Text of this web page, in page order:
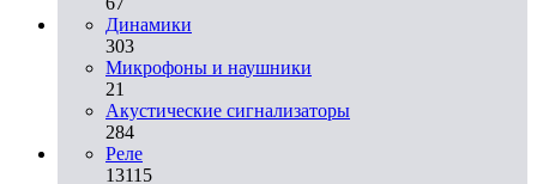
Динамики
303
Микрофоны и наушники
21
Акустические сигнализаторы
284
Реле
13115